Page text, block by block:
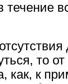
течение
то
как, к